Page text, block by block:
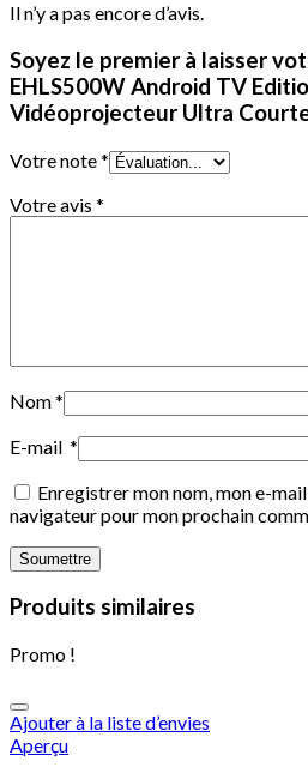
Il n’y a pas encore d’avis.
Soyez le premier à laisser
EHLS500W Android TV
Vidéoprojecteur Ultra
Votre note*
Votre avis *
Nom*
E-mail *
Enregistrer mon nom, mon e-
navigateur pour mon prochain
Produits similaires
Promo !
Ajouter à la liste d’envies
Aperçu